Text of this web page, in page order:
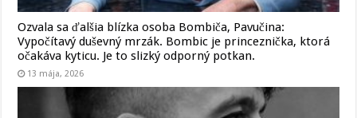
Ozvala sa ďalšia blízka osoba Bombiča, Pavučina:
Vypočítavý duševný mrzák. Bombic je princeznička, ktorá
očakáva kyticu. Je to slizký odporný potkan.
13 mája, 2026